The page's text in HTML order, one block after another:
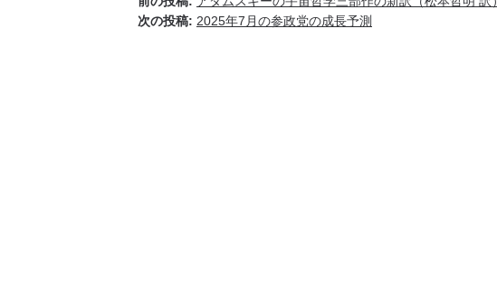
次の投稿: 2025年7月の参政党の成長予測